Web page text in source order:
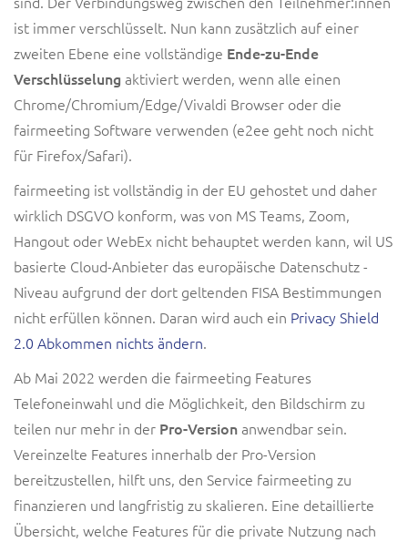
ist immer verschlüsselt. Nun kann zusätzlich auf einer
zweiten Ebene eine vollständige Ende-zu-Ende
Verschlüsselung aktiviert werden, wenn alle einen
Chrome/Chromium/Edge/Vivaldi Browser oder die
fairmeeting Software verwenden (e2ee geht noch nicht
für Firefox/Safari).
fairmeeting ist vollständig in der EU gehostet und daher
wirklich DSGVO konform, was von MS Teams, Zoom,
Hangout oder WebEx nicht behauptet werden kann, wil US
basierte Cloud-Anbieter das europäische Datenschutz -
Niveau aufgrund der dort geltenden FISA Bestimmungen
nicht erfüllen können. Daran wird auch ein Privacy Shield
2.0 Abkommen nichts ändern.
Ab Mai 2022 werden die fairmeeting Features
Telefoneinwahl und die Möglichkeit, den Bildschirm zu
teilen nur mehr in der Pro-Versionanwendbar sein.
Vereinzelte Features innerhalb der Pro-Version
bereitzustellen, hilft uns, den Service fairmeeting zu
finanzieren und langfristig zu skalieren. Eine detaillierte
Übersicht, welche Features für die private Nutzung nach